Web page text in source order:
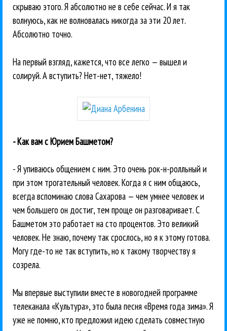
скрываю этого. Я абсолютно не в себе сейчас. И я так
волнуюсь, как не волновалась никогда за эти 20 лет.
Абсолютно точно.
На первый взгляд, кажется, что все легко — вышел и
солируй. А вступить? Нет-нет, тяжело!
- Как вам с Юрием Башметом?
- Я упиваюсь общением с ним. Это очень рок-н-ролльный и
при этом трогательный человек. Когда я с ним общаюсь,
всегда вспоминаю слова Сахарова — чем умнее человек и
чем большего он достиг, тем проще он разговаривает. С
Башметом это работает на сто процентов. Это великий
человек. Не знаю, почему так срослось, но я к этому готова.
Могу где-то не так вступить, но к такому творчеству я
созрела.
Мы впервые выступили вместе в новогодней программе
телеканала «Культура», это была песня «Время года зима». Я
уже не помню, кто предложил идею сделать совместную